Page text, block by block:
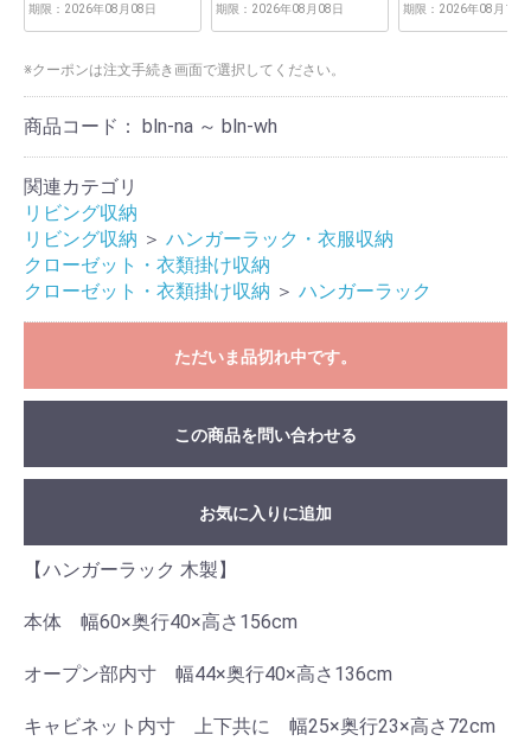
期限： 2026年08月08日
期限： 2026年08月08日
期限： 2026年08月16日
※クーポンは注文手続き画面で選択してください。
商品コード： bln-na ～ bln-wh
関連カテゴリ
リビング収納
リビング収納 ＞ ハンガーラック・衣服収納
クローゼット・衣類掛け収納
クローゼット・衣類掛け収納 ＞ ハンガーラック
ただいま品切れ中です。
この商品を問い合わせる
お気に入りに追加
【ハンガーラック 木製】
本体 幅60×奥行40×高さ156cm
オープン部内寸 幅44×奥行40×高さ136cm
キャビネット内寸 上下共に 幅25×奥行23×高さ72cm